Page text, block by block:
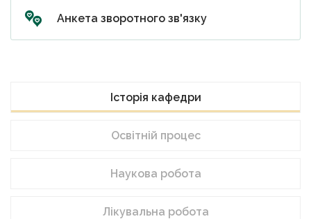
Анкета зворотного зв'язку
Історія кафедри
Освітній процес
Наукова робота
Лікувальна робота